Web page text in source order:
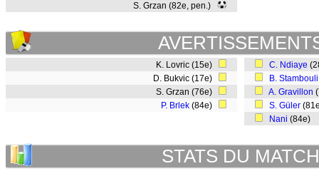
S. Grzan (82e, pen.)
K. Lovric (15e)
D. Bukvic (17e)
S. Grzan (76e)
P. Brlek (84e)
C. Ndiaye
B. Stambouli
A. Gravillon
S. Güler
Nani (84e)
STATS DU MATCH